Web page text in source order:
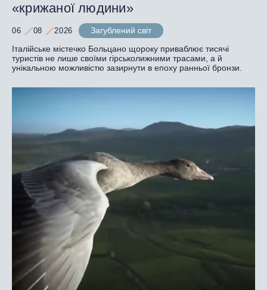
«крижаної людини»
06 08 2026
Загублений світ
Італійське містечко Больцано щороку приваблює тисячі
туристів не лише своїми гірськолижними трасами, а й
унікальною можливістю зазирнути в епоху ранньої бронзи.